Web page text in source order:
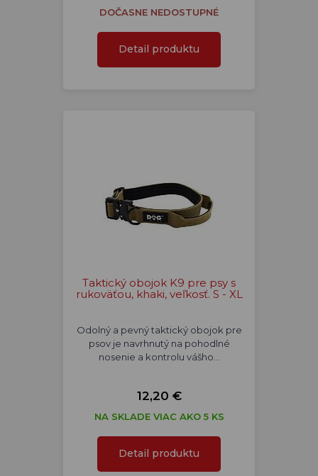
DOČASNE NEDOSTUPNÉ
Detail produktu
Taktický obojok K9 pre psy s
rukoväťou, khaki, veľkosť. S - XL
Odolný a pevný taktický obojok pre
psov je navrhnutý na pohodlné
nosenie a kontrolu vášho…
12,20 €
NA SKLADE VIAC AKO 5 KS
Detail produktu